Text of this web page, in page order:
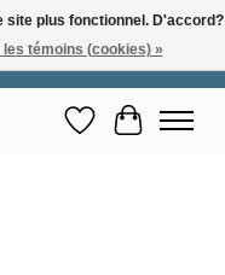
à partir du 11 août. Frais de
Liste de souhaits
Panier
site plus fonctionnel. D'accord?
témoins (cookies) »